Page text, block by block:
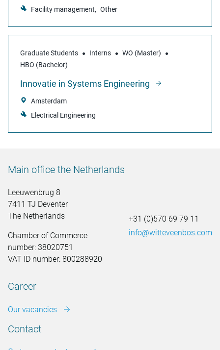
Facility management
Other
Graduate Students Interns
WO (Master)
HBO (Bachelor)
Innovatie in Systems Engineering
Amsterdam
Electrical Engineering
Main office the Netherlands
Leeuwenbrug 8
7411 TJ Deventer
The Netherlands
Chamber of Commerce
number: 38020751
VAT ID number: 800288920
+31 (0)570 69 79 11
info@witteveenbos.com
Career
Our vacancies
Contact